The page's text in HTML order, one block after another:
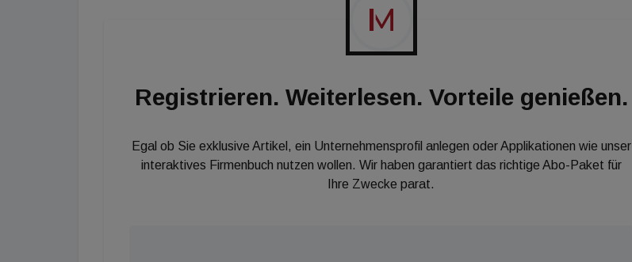
Registrieren. Weiterlesen. Vorteile genießen.
Egal ob Sie exklusive Artikel, ein Unternehmensprofil anlegen oder Applikationen wie unser
interaktives Firmenbuch nutzen wollen. Wir haben garantiert das richtige Abo-Paket für
Ihre Zwecke parat.